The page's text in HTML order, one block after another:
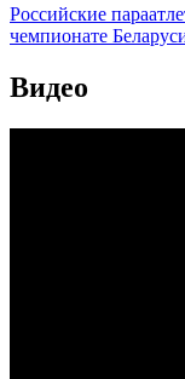
Российские
чемпионате
Видео